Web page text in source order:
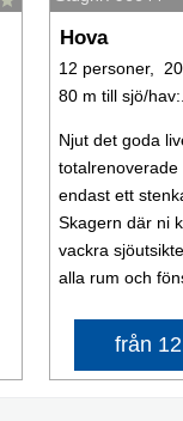
Hova
12 personer,
80 m till sjö/hav:.
Njut det goda
endast ett
Skagern där ni
vackra
alla rum och
från